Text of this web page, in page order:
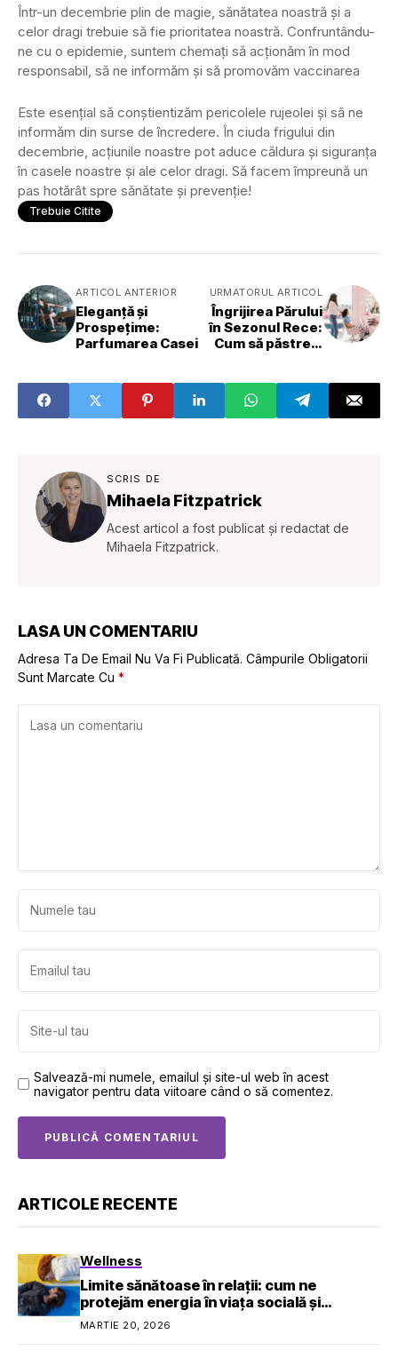
Într-un decembrie plin de magie, sănătatea noastră și a
celor dragi trebuie să fie prioritatea noastră. Confruntându-
ne cu o epidemie, suntem chemați să acționăm în mod
responsabil, să ne informăm și să promovăm vaccinarea
Este esențial să conștientizăm pericolele rujeolei și să ne
informăm din surse de încredere. În ciuda frigului din
decembrie, acțiunile noastre pot aduce căldura și siguranța
în casele noastre și ale celor dragi. Să facem împreună un
pas hotărât spre sănătate și prevenție!
Trebuie Citite
ARTICOL ANTERIOR
Eleganță și
Prospețime:
Parfumarea Casei
URMATORUL ARTICOL
Îngrijirea Părului
în Sezonul Rece:
Cum să păstrezi
SCRIS DE
Mihaela Fitzpatrick
Acest articol a fost publicat și redactat de
Mihaela Fitzpatrick.
LASA UN COMENTARIU
Adresa Ta De Email Nu Va Fi Publicată. Câmpurile Obligatorii
Sunt Marcate Cu *
Salvează-mi numele, emailul și site-ul web în acest
navigator pentru data viitoare când o să comentez.
ARTICOLE RECENTE
Wellness
Limite sănătoase în relații: cum ne
protejăm energia în viața socială și
profesională
MARTIE 20, 2026